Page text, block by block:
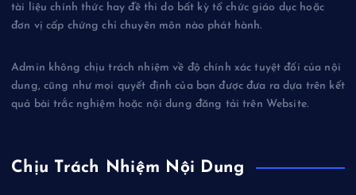
tài liệu chính thức hay đề thi do bất kỳ tổ chức giáo dục hoặc
đơn vị cấp chứng chỉ chuyên môn nào phát hành.
Admin không chịu trách nhiệm về độ chính xác tuyệt đối của nội
dung, cũng như mọi quyết định của bạn được đưa ra dựa trên kết
quả bài trắc nghiệm hoặc nội dung đăng tải trên Website.
Chịu Trách Nhiệm Nội Dung